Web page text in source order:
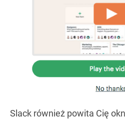
Slack również powita Cię